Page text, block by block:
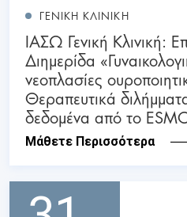
ΓΕΝΙΚΗ ΚΛΙΝΙΚΗ
ΙΑΣΩ Γενική Κλινική:
Διημερίδα
νεοπλασίες
Θεραπευτικά
δεδομένα από το
Μάθετε Περισσότερα